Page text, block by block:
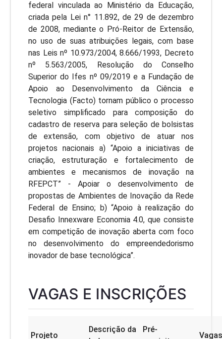
federal vinculada ao Ministério da Educação,
criada pela Lei n° 11.892, de 29 de dezembro
de 2008, mediante o Pró-Reitor de Extensão,
no uso de suas atribuições legais, com base
nas Leis nº 10.973/2004, 8.666/1993, Decreto
nº 5.563/2005, Resolução do Conselho
Superior do Ifes nº 09/2019 e a Fundação de
Apoio ao Desenvolvimento da Ciência e
Tecnologia (Facto) tornam público o processo
seletivo simplificado para composição do
cadastro de reserva para seleção de bolsistas
de extensão, com objetivo de atuar nos
projetos nacionais a) “Apoio a iniciativas de
criação, estruturação e fortalecimento de
ambientes e mecanismos de inovação na
RFEPCT” - Apoiar o desenvolvimento de
propostas de Ambientes de Inovação da Rede
Federal de Ensino; b) “Apoio à realização do
Desafio Innexware Economia 4.0, que consiste
em competição de inovação aberta com foco
no desenvolvimento do empreendedorismo
inovador de base tecnológica”.
VAGAS E INSCRIÇÕES
Projeto
Descrição da
Pré-
Vagas